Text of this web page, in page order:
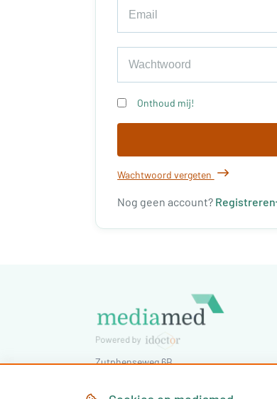
Onthoud mij!
Wachtwoord vergeten
Nog geen account? Registreren
Zutphenseweg 6B
Tel:030-7603620